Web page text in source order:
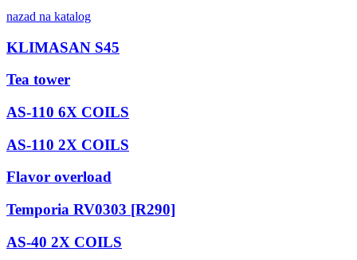
nazad na katalog
KLIMASAN S45
Tea tower
AS-110 6X COILS
AS-110 2X COILS
Flavor overload
Temporia RV0303 [R290]
AS-40 2X COILS